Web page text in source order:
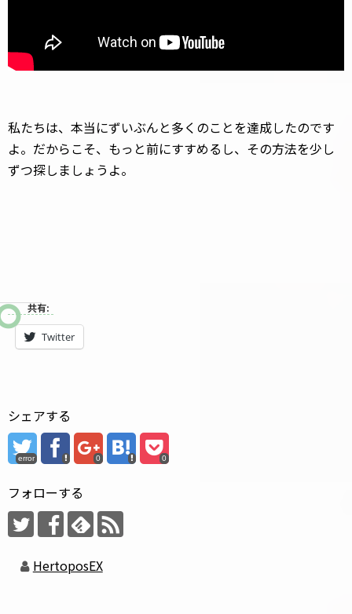
私たちは、本当にずいぶんと多くのことを達成したのです
よ。だからこそ、もっと前にすすめるし、その方法を少し
ずつ探しましょうよ。
共有:
Twitter
シェアする
error 0 0
フォローする
HertoposEX